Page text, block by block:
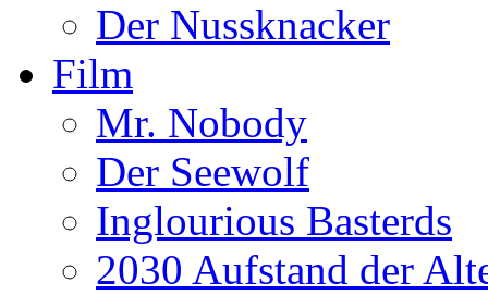
Der Nussknacker
Film
Mr. Nobody
Der Seewolf
Inglourious Basterds
2030 Aufstand der